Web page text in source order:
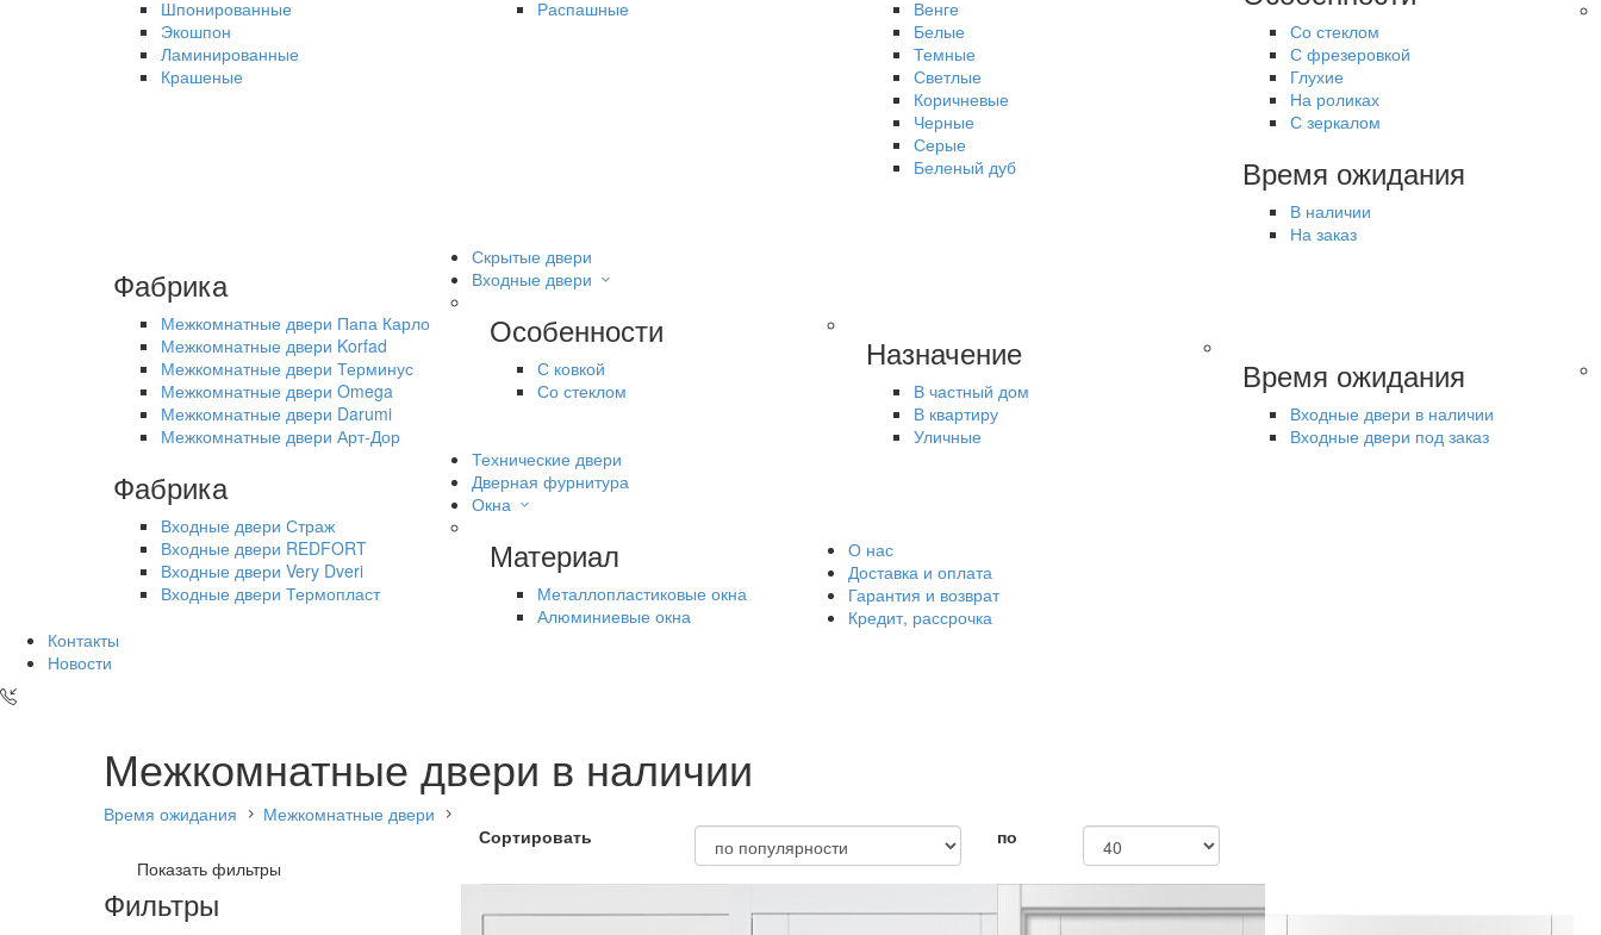
Шпонированные
Экошпон
Ламинированные
Крашеные
Распашные
Венге
Белые
Темные
Светлые
Коричневые
Черные
Серые
Беленый дуб
Со стеклом
С фрезеровкой
Глухие
На роликах
С зеркалом
Время ожидания
В наличии
На заказ
Фабрика
Межкомнатные двери Папа Карло
Межкомнатные двери Korfad
Межкомнатные двери Терминус
Межкомнатные двери Omega
Межкомнатные двери Darumi
Межкомнатные двери Арт-Дор
Скрытые двери
Входные двери
Особенности
С ковкой
Со стеклом
Назначение
В частный дом
В квартиру
Уличные
Время ожидания
Входные двери в наличии
Входные двери под заказ
Фабрика
Входные двери Страж
Входные двери REDFORT
Входные двери Very Dveri
Входные двери Термопласт
Технические двери
Дверная фурнитура
Окна
Материал
Металлопластиковые окна
Алюминиевые окна
О нас
Доставка и оплата
Гарантия и возврат
Кредит, рассрочка
Контакты
Новости
Межкомнатные двери в наличии
Время ожидания Межкомнатные двери
Показать фильтры
Фильтры
Сортировать по
На заказ